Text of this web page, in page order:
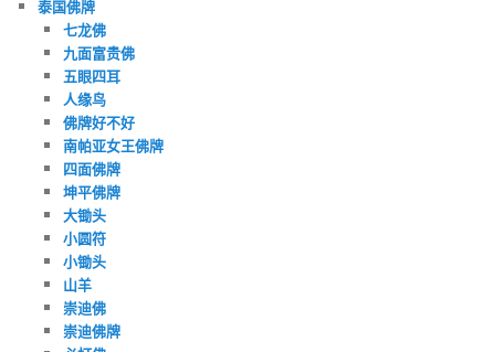
泰国佛牌
七龙佛
九面富贵佛
五眼四耳
人缘鸟
佛牌好不好
南帕亚女王佛牌
四面佛牌
坤平佛牌
大锄头
小圆符
小锄头
山羊
崇迪佛
崇迪佛牌